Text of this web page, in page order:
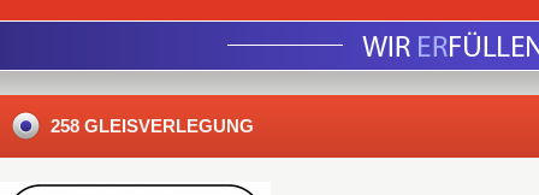
258 GLEISVERLEGUNG